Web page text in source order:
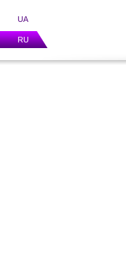
UA
RU